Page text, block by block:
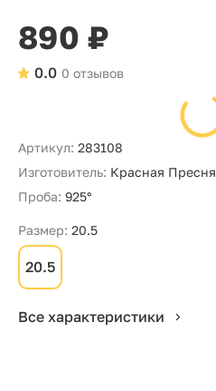
890 ₽
0 отзывов
0.0
Артикул: 283108
Изготовитель: Красная Пресня
Проба: 925°
Размер: 20.5
20.5
Все характеристики